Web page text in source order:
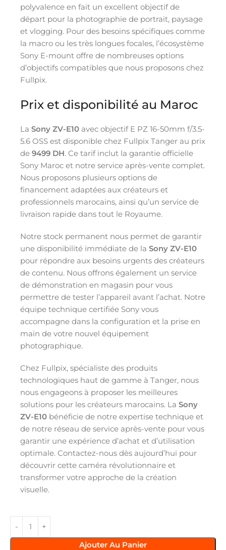
polyvalence en fait un excellent objectif de
départ pour la photographie de portrait, paysage
et vlogging. Pour des besoins spécifiques comme
la macro ou les très longues focales, l’écosystème
Sony E-mount offre de nombreuses options
d’objectifs compatibles que nous proposons chez
Fullpix.
Prix et disponibilité au Maroc
La Sony ZV-E10 avec objectif E PZ 16-50mm f/3.5-
5.6 OSS est disponible chez Fullpix Tanger au prix
de 9499 DH. Ce tarif inclut la garantie officielle
Sony Maroc et notre service après-vente complet.
Nous proposons plusieurs options de
financement adaptées aux créateurs et
professionnels marocains, ainsi qu’un service de
livraison rapide dans tout le Royaume.
Notre stock permanent nous permet de garantir
une disponibilité immédiate de la Sony ZV-E10
pour répondre aux besoins urgents des créateurs
de contenu. Nous offrons également un service
de démonstration en magasin pour vous
permettre de tester l’appareil avant l’achat. Notre
équipe technique certifiée Sony vous
accompagne dans la configuration et la prise en
main de votre nouvel équipement
photographique.
Chez Fullpix, spécialiste des produits
technologiques haut de gamme à Tanger, nous
nous engageons à proposer les meilleures
solutions pour les créateurs marocains. La Sony
ZV-E10 bénéficie de notre expertise technique et
de notre réseau de service après-vente pour vous
garantir une expérience d’achat et d’utilisation
optimale. Contactez-nous dès aujourd’hui pour
découvrir cette caméra révolutionnaire et
transformer votre approche de la création
visuelle.
Ajouter Au Panier